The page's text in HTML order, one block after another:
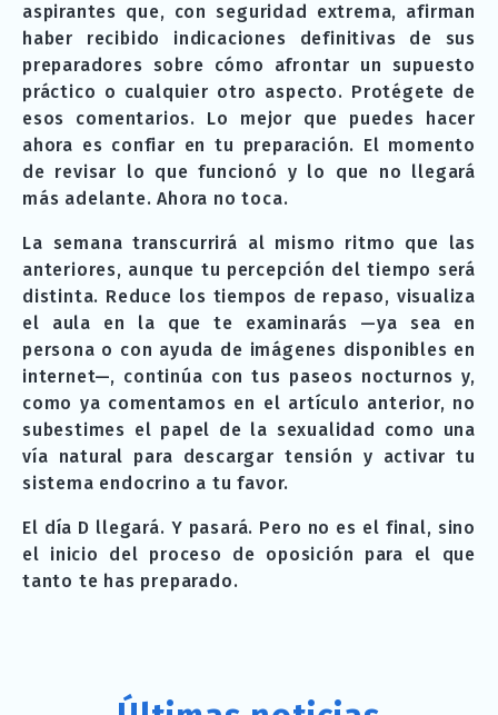
aspirantes que, con seguridad extrema, afirman
haber recibido indicaciones definitivas de sus
preparadores sobre cómo afrontar un supuesto
práctico o cualquier otro aspecto. Protégete de
esos comentarios. Lo mejor que puedes hacer
ahora es confiar en tu preparación. El momento
de revisar lo que funcionó y lo que no llegará
más adelante. Ahora no toca.
La semana transcurrirá al mismo ritmo que las
anteriores, aunque tu percepción del tiempo será
distinta. Reduce los tiempos de repaso, visualiza
el aula en la que te examinarás —ya sea en
persona o con ayuda de imágenes disponibles en
internet—, continúa con tus paseos nocturnos y,
como ya comentamos en el artículo anterior, no
subestimes el papel de la sexualidad como una
vía natural para descargar tensión y activar tu
sistema endocrino a tu favor.
El día D llegará. Y pasará. Pero no es el final, sino
el inicio del proceso de oposición para el que
tanto te has preparado.